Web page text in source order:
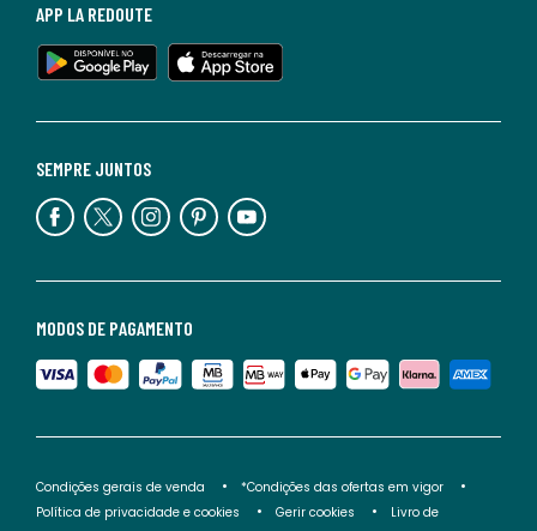
MODOS DE PAGAMENTO
SEMPRE JUNTOS
APP LA REDOUTE
Condições gerais de venda
*Condições das ofertas em vigor
Política de privacidade e cookies
Gerir cookies
Livro de